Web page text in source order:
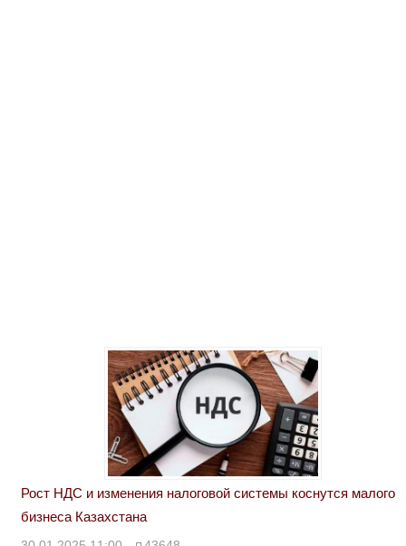
Рост НДС и изменения налоговой системы коснутся малого
бизнеса Казахстана